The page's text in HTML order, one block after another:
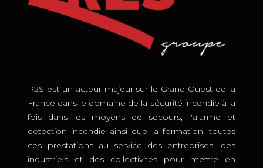
R2S est un acteur majeur sur le Grand-Ouest de la
France dans le domaine de la sécurité incendie à la
fois dans les moyens de secours, l'alarme et
détection incendie ainsi que la formation, toutes
ces prestations au service des entreprises, des
industriels et des collectivités pour mettre en